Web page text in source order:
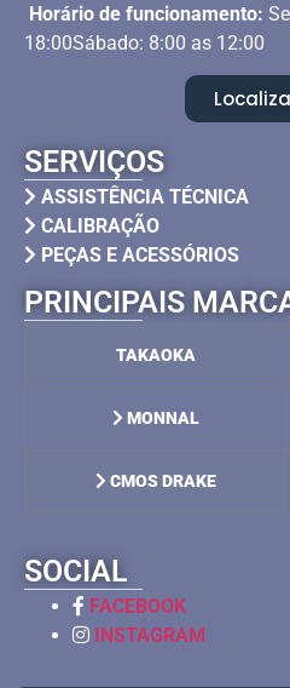
Horário de funcionamento:
18:00Sábado: 8:00 as 12:00
SERVIÇOS
ASSISTÊNCIA TÉCNICA
CALIBRAÇÃO
PEÇAS E ACESSÓRIOS
PRINCIPAIS
TAKAOKA
MONNAL
CMOS DRAKE
SOCIAL
FACEBOOK
INSTAGRAM